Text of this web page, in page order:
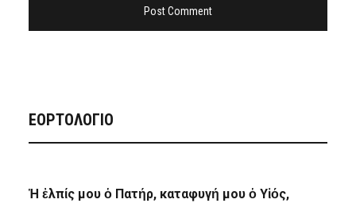
ΕΟΡΤΟΛΟΓΙΟ
Ἡ ἐλπίς μου ὁ Πατήρ, καταφυγή μου ὁ Υἱός,